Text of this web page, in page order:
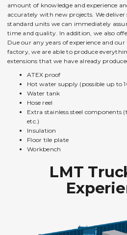
amount of knowledge and experience
accurately with new projects. We
standard units we can immediately
time and quality. In addition, we also
Due our any years of experience and
factory, we are able to produce
extensions that we have already
ATEX proof
Hot water supply (possible up to
Water tank
Hose reel
Extra stainless steel components
etc.)
Insulation
Floor tile plate
Workbench
LMT